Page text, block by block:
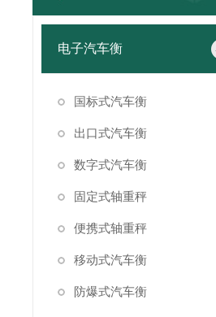
电子汽车衡
国标式汽车衡
出口式汽车衡
数字式汽车衡
固定式轴重秤
便携式轴重秤
移动式汽车衡
防爆式汽车衡